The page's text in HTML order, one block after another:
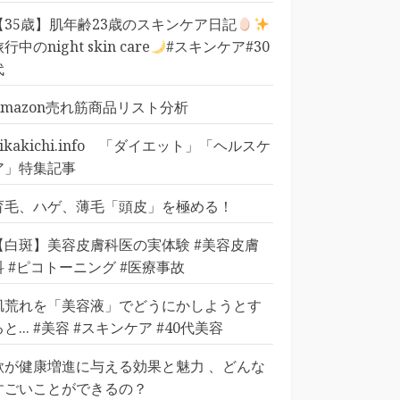
35歳】肌年齢23歳のスキンケア日記
行中のnight skin care
#スキンケア#30
売れ筋商品リスト分析
「ダイエット」「ヘルスケ
」特集記事
毛、ハゲ、薄毛「頭皮」を極める！
白斑】美容皮膚科医の実体験 #美容皮膚
#ピコトーニング #医療事故
荒れを「美容液」でどうにかしようとす
と... #美容 #スキンケア #40代美容
が健康増進に与える効果と魅力 、どんな
ごいことができるの？